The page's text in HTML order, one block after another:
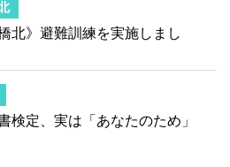
北》避難訓練を実施しまし
検定、実は「あなたのため」